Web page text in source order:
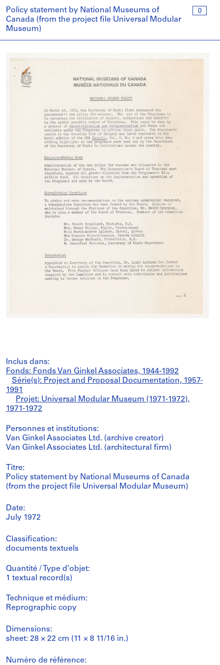
0
Policy statement by National Museums of
Canada (from the project file Universal Modular
Museum)
Inclus dans:
Fonds: Fonds Van Ginkel Associates, 1944-1992
Série(s): Project and Proposal Documentation, 1957-
1991
Projet: Universal Modular Museum (1971-1972),
1971-1972
Personnes et institutions:
Van Ginkel Associates Ltd. (archive creator)
Van Ginkel Associates Ltd. (architectural firm)
Titre:
Policy statement by National Museums of Canada
(from the project file Universal Modular Museum)
Date:
July 1972
Classification:
documents textuels
Quantité / Type d’objet:
1 textual record(s)
Technique et médium:
Reprographic copy
Dimensions:
sheet: 28 × 22 cm (11 × 8 11/16 in.)
Numéro de référence: